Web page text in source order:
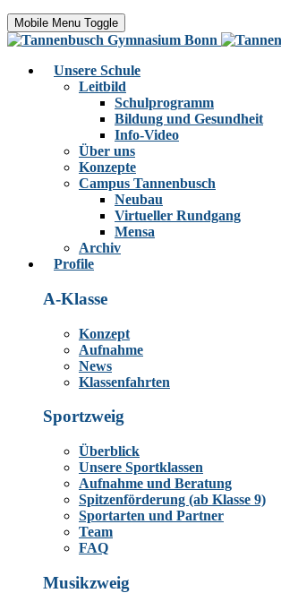
Mobile Menu Toggle
Unsere Schule
Leitbild
Schulprogramm
Bildung und Gesundheit
Info-Video
Über uns
Konzepte
Campus Tannenbusch
Neubau
Virtueller Rundgang
Mensa
Archiv
Profile
A-Klasse
Konzept
Aufnahme
News
Klassenfahrten
Sportzweig
Überblick
Unsere Sportklassen
Aufnahme und Beratung
Spitzenförderung (ab Klasse 9)
Sportarten und Partner
Team
FAQ
Musikzweig